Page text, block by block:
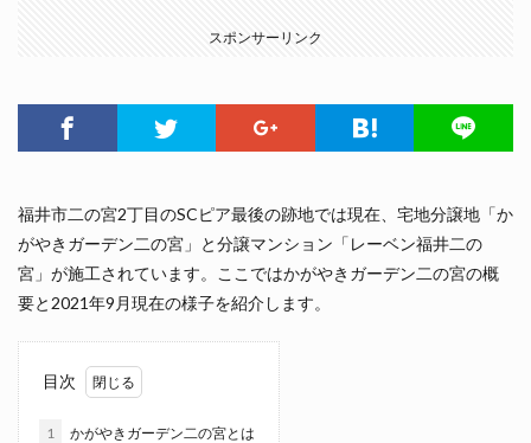
スポンサーリンク
福井市二の宮2丁目のSCピア最後の跡地では現在、宅地分譲地「か
がやきガーデン二の宮」と分譲マンション「レーベン福井二の
宮」が施工されています。ここではかがやきガーデン二の宮の概
要と2021年9月現在の様子を紹介します。
目次
1 かがやきガーデン二の宮とは